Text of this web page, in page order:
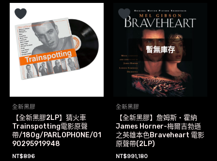
全新黑膠
【全新黑膠2LP】猜火車
Trainspotting電影原聲
帶/180g/PARLOPHONE/01
90295919948
NT$896
暫無庫存
全新黑膠
【全新黑膠】詹姆斯‧霍納
James Horner-梅爾吉勃遜
之英雄本色Braveheart 電影
原聲帶(2LP)
NT$991,180